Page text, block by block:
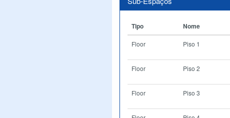
Tipo Nome
Floor Piso 1
Floor Piso 2
Floor Piso 3